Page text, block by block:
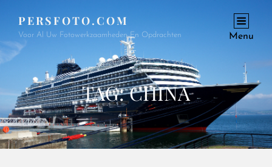
PERSFOTO.COM
Voor Al Uw Fotowerkzaamheden En Opdrachten Menu
TAG:CHINA